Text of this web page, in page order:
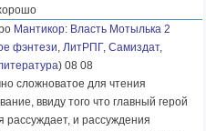
Мантикор: Власть Мотылька 2
фэнтези, ЛитРПГ, Самиздат,
) 08 08
сложноватое для чтения
ввиду того что главный герой
рассуждает, и рассуждения